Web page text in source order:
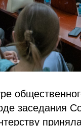
заседания